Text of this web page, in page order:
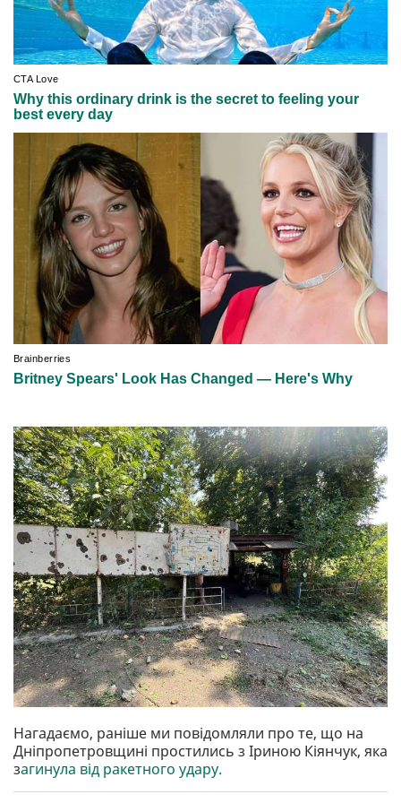
Нагадаємо, раніше ми повідомляли про те, що на
Дніпропетровщині простились з Іриною Кіянчук, яка
загинула від ракетного удару.